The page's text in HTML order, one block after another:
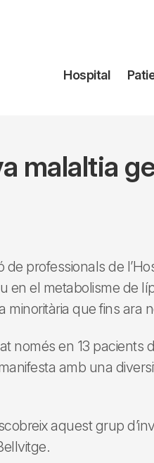
Hospital
malaltia
de professionals de
en el metabolisme de
que fins ara
només en 13 pacients
amb una
aquest grup